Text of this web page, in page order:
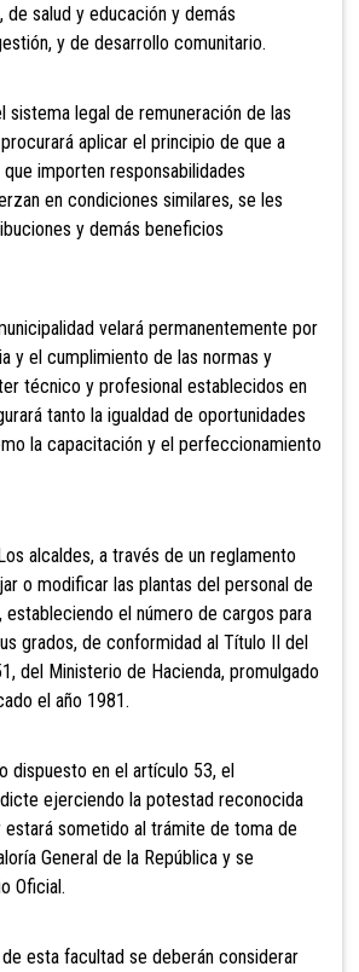
de salud y educación y demás
y de desarrollo comunitario.
sistema legal de remuneración de las
aplicar el principio de que a
importen responsabilidades
en condiciones similares, se les
y demás beneficios
velará permanentemente por
y el cumplimiento de las normas y
técnico y profesional establecidos en
tanto la igualdad de oportunidades
la capacitación y el perfeccionamiento
alcaldes, a través de un reglamento
o modificar las plantas del personal de
estableciendo el número de cargos para
grados, de conformidad al Título II del
del Ministerio de Hacienda, promulgado
el año 1981.
dispuesto en el artículo 53, el
ejerciendo la potestad reconocida
estará sometido al trámite de toma de
General de la República y se
Oficial.
esta facultad se deberán considerar